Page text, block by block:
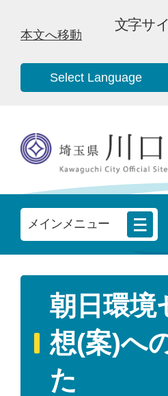
本文へ移動
文字サ
Select Language
メインメニュー
朝日環境
想(案)へ
た